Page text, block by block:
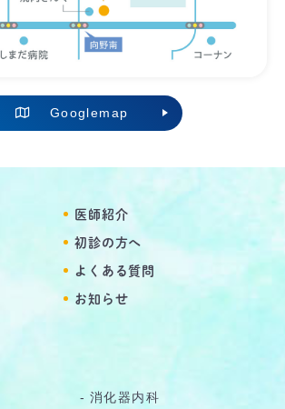
Googlemap
医師紹介
初診の方へ
よくある質問
お知らせ
消化器内科